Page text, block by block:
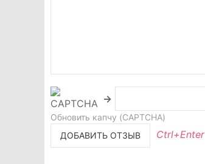
→
Обновить капчу (CAPTCHA)
ДОБАВИТЬ ОТЗЫВ
Ctrl+Enter